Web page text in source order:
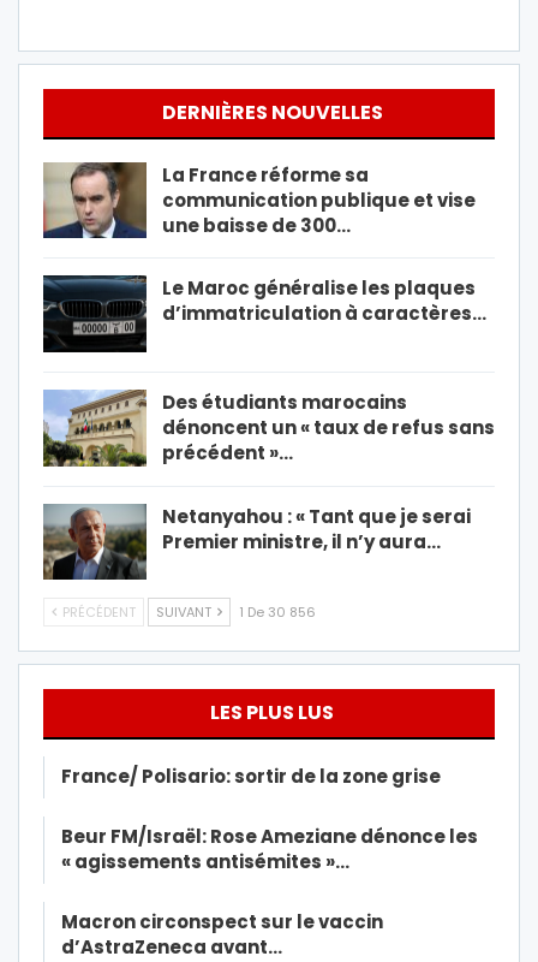
DERNIÈRES NOUVELLES
La France réforme sa
communication publique et vise
une baisse de 300…
Le Maroc généralise les plaques
d’immatriculation à caractères…
Des étudiants marocains
dénoncent un « taux de refus sans
précédent »…
Netanyahou : « Tant que je serai
Premier ministre, il n’y aura…
PRÉCÉDENT SUIVANT 1 De 30 856
LES PLUS LUS
France/ Polisario: sortir de la zone grise
Beur FM/Israël: Rose Ameziane dénonce les
« agissements antisémites »…
Macron circonspect sur le vaccin
d’AstraZeneca avant…